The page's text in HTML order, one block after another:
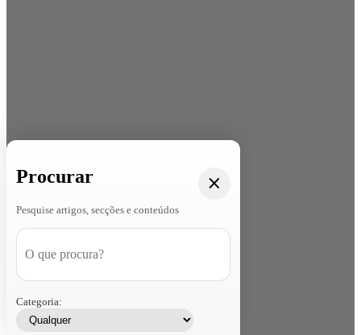
Procurar
Pesquise artigos, secções e conteúdos
Categoria: